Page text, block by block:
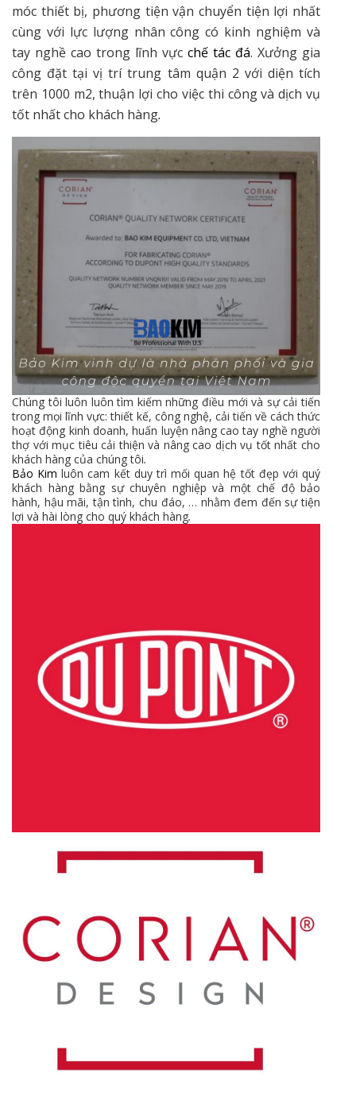
móc thiết bị, phương tiện vận chuyển tiện lợi nhất
cùng với lực lượng nhân công có kinh nghiệm và
tay nghề cao trong lĩnh vực chế tác đá. Xưởng gia
công đặt tại vị trí trung tâm quận 2 với diện tích
trên 1000 m2, thuận lợi cho việc thi công và dịch vụ
tốt nhất cho khách hàng.
Chúng tôi luôn luôn tìm kiếm những điều mới và sự cải tiến
trong mọi lĩnh vực: thiết kế, công nghệ, cải tiến về cách thức
hoạt động kinh doanh, huấn luyện nâng cao tay nghề người
thợ với mục tiêu cải thiện và nâng cao dịch vụ tốt nhất cho
khách hàng của chúng tôi.
Bảo Kimluôn cam kết duy trì mối quan hệ tốt đẹp với quý
khách hàng bằng sự chuyên nghiệp và một chế độ bảo
hành, hậu mãi, tận tình, chu đáo, … nhằm đem đến sự tiện
lợi và hài lòng cho quý khách hàng.